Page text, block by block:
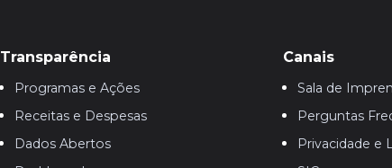
Transparência
Programas e Ações
Receitas e Despesas
Dados Abertos
Canais
Sala de
Perguntas
Privacidade e